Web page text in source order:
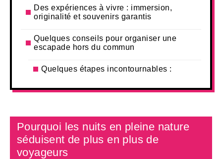
Des expériences à vivre : immersion,
originalité et souvenirs garantis
Quelques conseils pour organiser une
escapade hors du commun
Quelques étapes incontournables :
Pourquoi les nuits en pleine nature
séduisent de plus en plus de
voyageurs